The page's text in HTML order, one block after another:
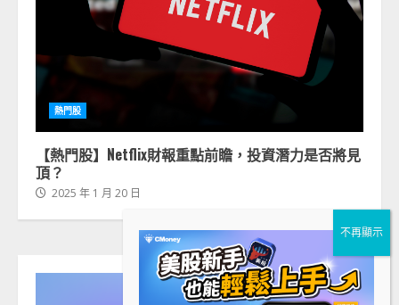
熱門股
【熱門股】Netflix財報重點前瞻，投資潛力是否將見
頂？
2025 年 1 月 20 日